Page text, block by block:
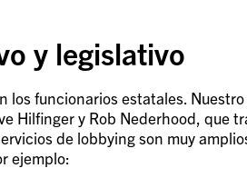
y legislativo
los funcionarios estatales.
Hilfinger y Rob Nederhood, que
de lobbying son muy
ejemplo: